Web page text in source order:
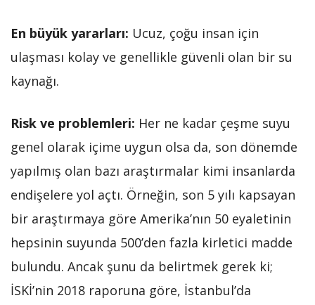
En büyük yararları: Ucuz, çoğu insan için
ulaşması kolay ve genellikle güvenli olan bir su
kaynağı.
Risk ve problemleri: Her ne kadar çeşme suyu
genel olarak içime uygun olsa da, son dönemde
yapılmış olan bazı araştırmalar kimi insanlarda
endişelere yol açtı. Örneğin, son 5 yılı kapsayan
bir araştırmaya göre Amerika’nın 50 eyaletinin
hepsinin suyunda 500’den fazla kirletici madde
bulundu. Ancak şunu da belirtmek gerek ki;
İSKİ’nin 2018 raporuna göre, İstanbul’da